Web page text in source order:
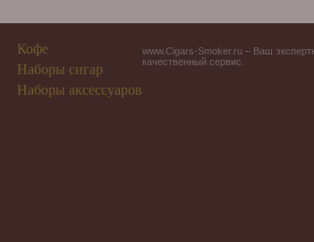
Кофе
Наборы сигар
Наборы аксессуаров
www.Cigars-Smoker.ru – Ваш
качественный сервис.